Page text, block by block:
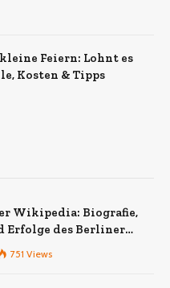
Feiern: Lohnt es
Kosten & Tipps
Wikipedia: Biografie,
Erfolge des Berliner
751 Views